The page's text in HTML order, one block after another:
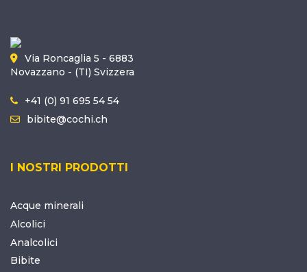
Via Roncaglia 5 - 6883
Novazzano - (TI) Svizzera
+41 (0) 91 695 54 54
bibite@cochi.ch
I NOSTRI PRODOTTI
Acque minerali
Alcolici
Analcolici
Bibite